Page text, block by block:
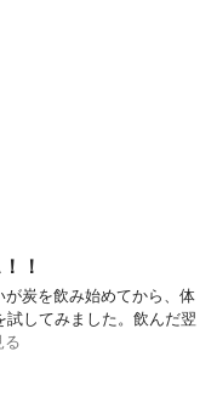
！
炭を飲み始めてから、体
してみました。飲んだ翌
る